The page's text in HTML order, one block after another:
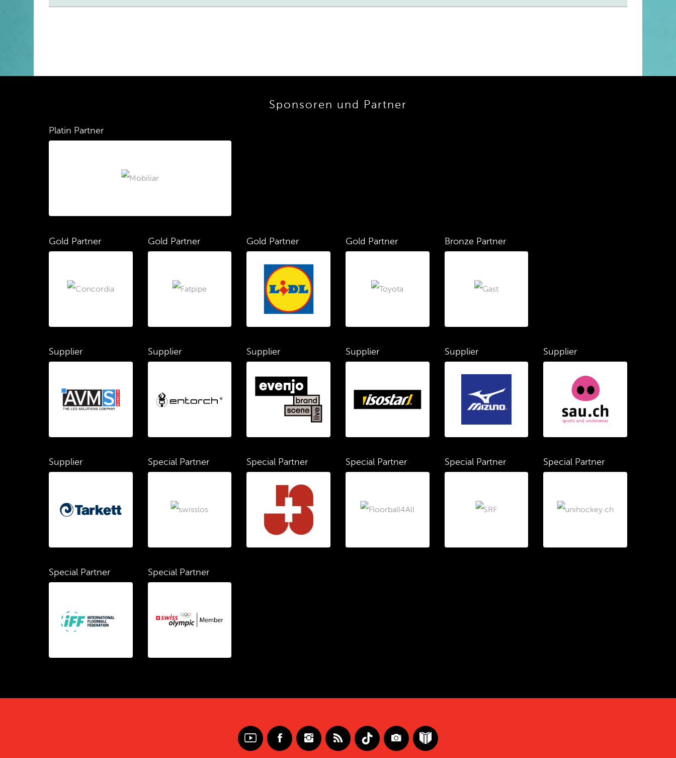
Sponsoren und Partner
Platin Partner
Gold Partner Gold Partner Gold Partner Gold Partner Bronze Partner
Supplier Supplier Supplier Supplier Supplier Supplier
Supplier Special Partner Special Partner Special Partner Special Partner Special Partner
Special Partner Special Partner